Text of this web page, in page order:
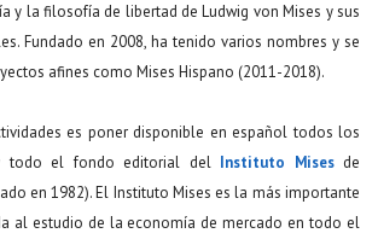
y la filosofía de libertad de Ludwig von Mises y sus
Fundado en 2008, ha tenido varios nombres y se
afines como Mises Hispano (2011-2018).
es poner disponible en español todos los
todo el fondo editorial del Instituto Misesde
en 1982). El Instituto Mises es la más importante
al estudio de la economía de mercado en todo el